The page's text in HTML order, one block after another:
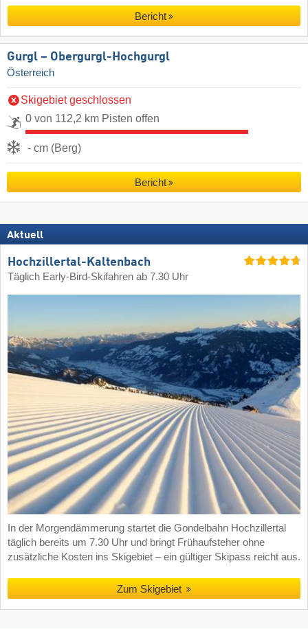
Bericht
Gurgl – Obergurgl-Hochgurgl
Österreich
Skigebiet geschlossen
0 von 112,2 km Pisten offen
- cm (Berg)
Bericht
Aktuell
Hochzillertal-Kaltenbach
Täglich Early-Bird-Skifahren ab 7.30 Uhr
In der Morgendämmerung startet die Gondelbahn Hochzillertal
täglich bereits um 7.30 Uhr und bringt Frühaufsteher ohne
zusätzliche Kosten ins Skigebiet – ein gültiger Skipass reicht aus.
Zum Skigebiet